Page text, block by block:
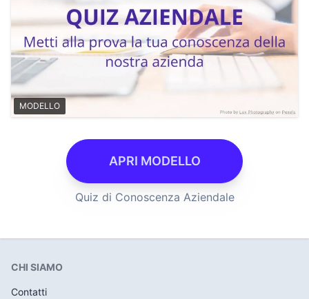
MODELLO
APRI MODELLO
Quiz di Conoscenza Aziendale
CHI SIAMO
Contatti